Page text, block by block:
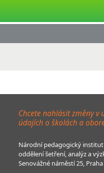
Chcete nahlásit změny v
údajích o školách a
Národní pedagogický
oddělení šetření, analýz a
Senovážné náměstí 25, Praha